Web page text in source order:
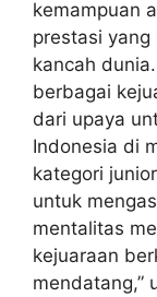
kemampuan
prestasi yang
kancah
berbagai
dari upaya
Indonesia di
kategori
untuk
mentalitas
kejuaraan
mendatang,”